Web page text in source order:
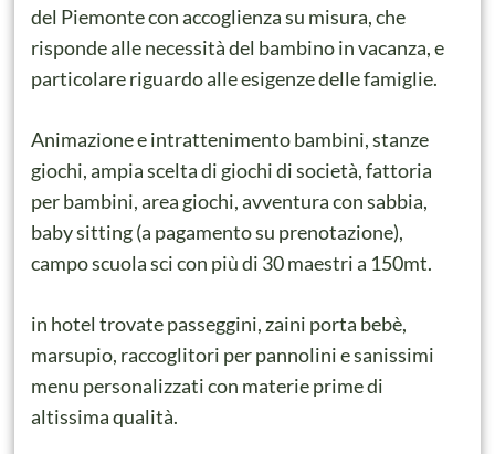
del Piemonte con accoglienza su misura, che
risponde alle necessità del bambino in vacanza, e
particolare riguardo alle esigenze delle famiglie.
Animazione e intrattenimento bambini, stanze
giochi, ampia scelta di giochi di società, fattoria
per bambini, area giochi, avventura con sabbia,
baby sitting (a pagamento su prenotazione),
campo scuola sci con più di 30 maestri a 150mt.
in hotel trovate passeggini, zaini porta bebè,
marsupio, raccoglitori per pannolini e sanissimi
menu personalizzati con materie prime di
altissima qualità.